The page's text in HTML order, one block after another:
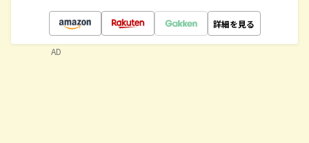
詳細を見る
AD